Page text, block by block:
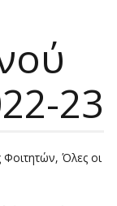
23
Φοιτητών,Όλες οι